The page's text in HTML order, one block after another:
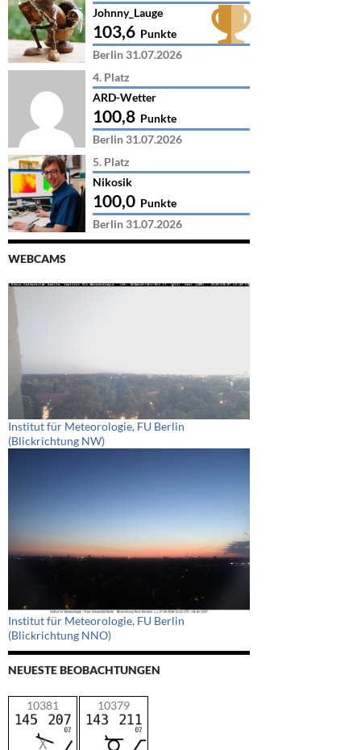
Johnny_Lauge
103,6 Punkte
Berlin 31.07.2026
4. Platz
ARD-Wetter
100,8 Punkte
Berlin 31.07.2026
5. Platz
Nikosik
100,0 Punkte
Berlin 31.07.2026
WEBCAMS
Institut für Meteorologie, FU Berlin
(Blickrichtung NW)
Institut für Meteorologie, FU Berlin
(Blickrichtung NNO)
NEUESTE BEOBACHTUNGEN
10381 10379